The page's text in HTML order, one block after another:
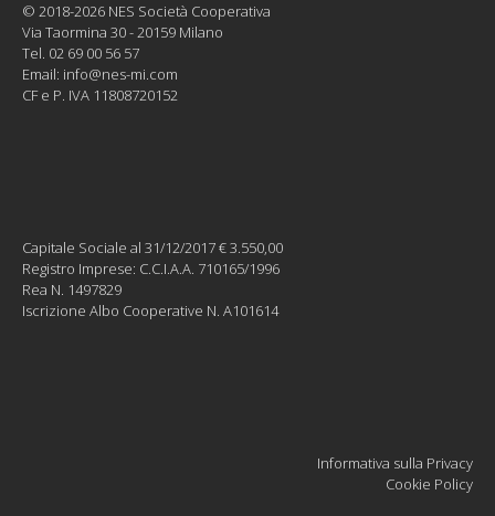
© 2018-2026 NES Società Cooperativa
Via Taormina 30 - 20159 Milano
Tel. 02 69 00 56 57
Email: info@nes-mi.com
CF e P. IVA 11808720152
Capitale Sociale al 31/12/2017 € 3.550,00
Registro Imprese: C.C.I.A.A. 710165/1996
Rea N. 1497829
Iscrizione Albo Cooperative N. A101614
Informativa sulla Privacy
Cookie Policy